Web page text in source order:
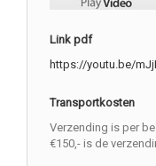
Link pdf
https://youtu.be/
Transportkosten
Verzending is per
€150,- is de